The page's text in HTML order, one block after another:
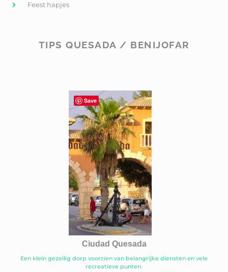
Feest hapjes
TIPS QUESADA / BENIJOFAR
Ciudad Quesada
Een klein gezellig dorp voorzien van belangrijke diensten en vele
recreatieve punten.
Save